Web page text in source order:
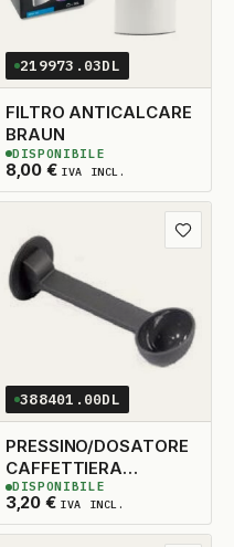
219973.03DL
FILTRO ANTICALCARE
BRAUN
8,00 € IVA INCL.
2DISPONIBILI
DISPONIBILE
ai preferiti
388401.00DL
PRESSINO/DOSATORE
CAFFETTIERA
UNIVERSALE
3,20 € IVA INCL.
3DISPONIBILI
DISPONIBILE